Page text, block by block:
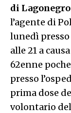
di
l’agente di
lunedì
alle 21 a
62enne
presso
prima dose
volontario